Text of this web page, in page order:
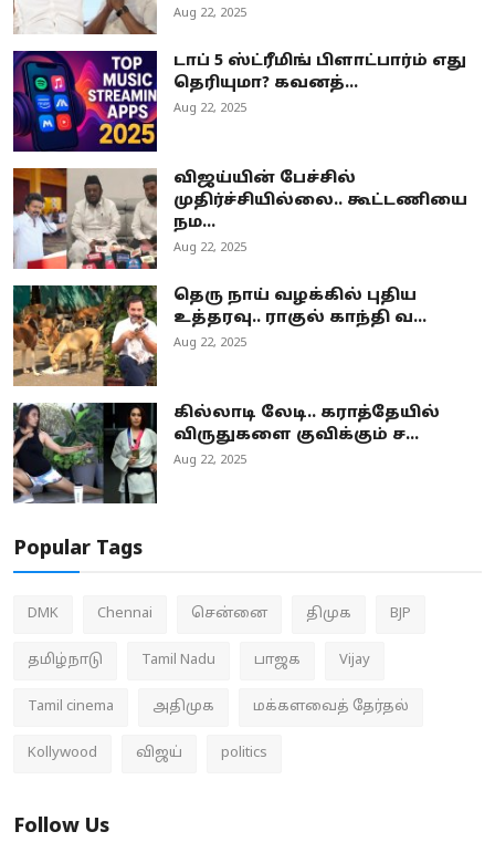
Aug 22, 2025
டாப் 5 ஸ்ட்ரீமிங் பிளாட்பார்ம் எது
தெரியுமா? கவனத்...
Aug 22, 2025
விஜய்யின் பேச்சில்
முதிர்ச்சியில்லை.. கூட்டணியை
நம...
Aug 22, 2025
தெரு நாய் வழக்கில் புதிய
உத்தரவு.. ராகுல் காந்தி வ...
Aug 22, 2025
கில்லாடி லேடி.. கராத்தேயில்
விருதுகளை குவிக்கும் ச...
Aug 22, 2025
Popular Tags
DMK Chennai சென்னை திமுக BJP
தமிழ்நாடு Tamil Nadu பாஜக Vijay
Tamil cinema அதிமுக மக்களவைத் தேர்தல்
Kollywood விஜய் politics
Follow Us